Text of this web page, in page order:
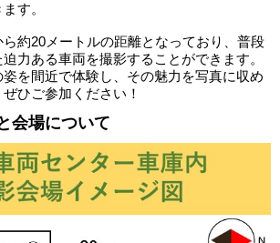
す。
約20メートルの距離となっており、普段
力ある車両を撮影することができます。
を間近で体験し、その魅力を写真に収め
ひご参加ください！
会場について